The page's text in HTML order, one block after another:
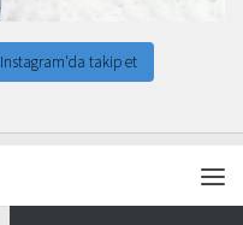
Instagram'da takip et